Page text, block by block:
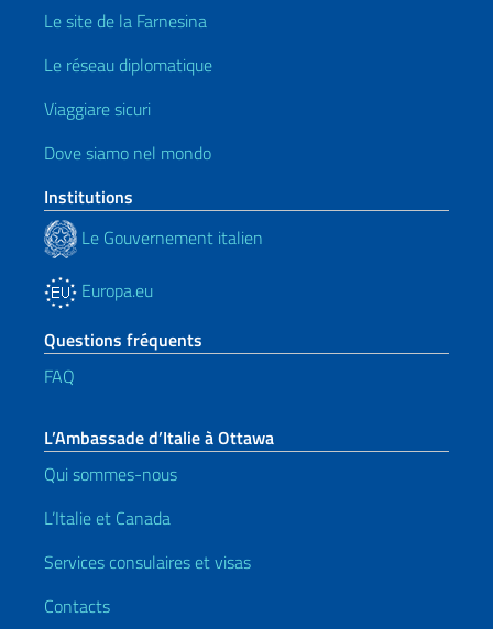
Le site de la Farnesina
Le réseau diplomatique
Viaggiare sicuri
Dove siamo nel mondo
Institutions
Le Gouvernement italien
Europa.eu
Questions fréquents
FAQ
L’Ambassade d’Italie à Ottawa
Qui sommes-nous
L’Italie et Canada
Services consulaires et visas
Contacts